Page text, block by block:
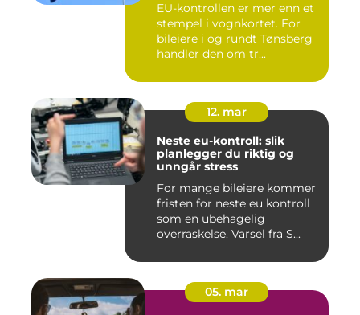
EU-kontrollen er mer enn et
stempel i vognkortet. For
bileiere i og rundt Tønsberg
handler den om tr...
12. mar
Neste eu-kontroll: slik
planlegger du riktig og
unngår stress
For mange bileiere kommer
fristen for neste eu kontroll
som en ubehagelig
overraskelse. Varsel fra S...
05. mar